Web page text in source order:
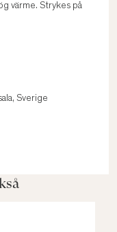
värme. Strykes på
Sverige